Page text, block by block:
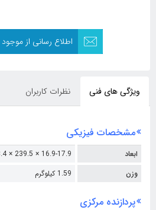
اطلاع رسانی از
ویژگی های فنی نظرات کاربران
مشخصات فیزیکی
ابعاد
16.9-17.9 × 239.5 × 343.4 میلی‌متر
وزن
1.59 کیلوگرم
پردازنده مرکزی